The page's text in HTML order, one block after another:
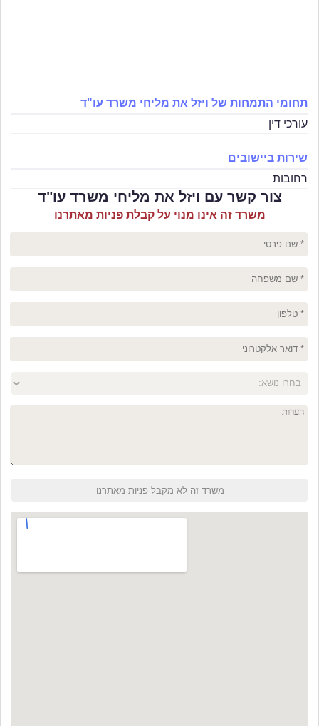
תחומי התמחות של ויזל את מליחי משרד עו"ד
עורכי דין
שירות ביישובים
רחובות
צור קשר עם ויזל את מליחי משרד עו"ד
משרד זה אינו מנוי על קבלת פניות מאתרנו